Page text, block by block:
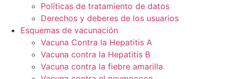
Políticas de tratamiento de datos
Derechos y deberes de los usuarios
Esquemas de vacunación
Vacuna Contra la Hepatitis A
Vacuna contra la Hepatitis B
Vacuna contra la fiebre amarilla